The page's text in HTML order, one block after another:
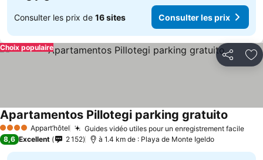
Consulter les prix de 16 sites Consulter les prix
Partager
Choix populaire
4 Étoiles Appart’hôtel Guides vidéo utiles pour un enregistrement facile
Apartamentos Pillotegi parking gratuito
8,6 Excellent 2 152 à 1.4 km de : Playa de Monte Igeldo